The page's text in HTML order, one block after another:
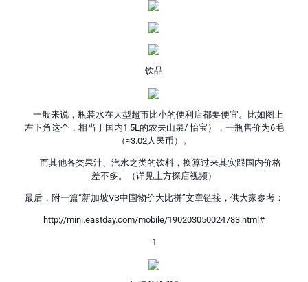
饮品
一般来说，瓶装水在大型超市比小的便利店都要便宜。比如图上
左下角这个，相当于国内1.5L的农夫山泉/ 怡宝），一瓶售价为6毛
（≈3.02人民币）。
而其他各类果汁、汽水之类的饮料，换算过来其实跟国内价格
差不多。（详见上方探店视频）
最后，附一篇“新加坡VS中国物价大比拼”文章链接，供大家参考：
http://mini.eastday.com/mobile/190203050024783.html#
1